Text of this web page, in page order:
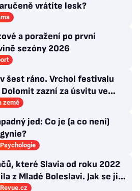
vrátíte lesk?
a poražení po první
sezóny 2026
šest ráno. Vrchol festivalu
Dolomit zazní za úsvitu ve
země
jed: Co je (a co není)
které Slavia od roku 2022
z Mladé Boleslavi. Jak se jim
do Edenu vedlo?